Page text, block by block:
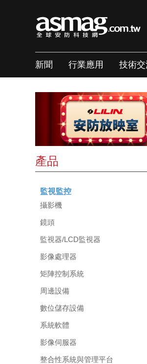
新聞 行業應用 技術
產品
監視監控
攝影機
鏡頭
監視器/LCD監視器
影像處理器
矩陣控制系統
周邊設備
數位儲存設備
系統軟體
影像伺服器
整合性系統與管理平台